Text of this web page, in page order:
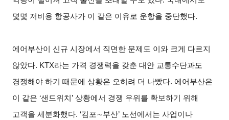
몇몇 저비용 항공사가 이 같은 이유로 운항을 중단했다.
에어부산이 신규 시장에서 직면한 문제도 이와 크게 다르지
않았다. KTX라는 가격 경쟁력을 갖춘 대안 교통수단과도
경쟁해야 하기 때문에 상황은 오히려 더 나빴다. 에어부산은
이 같은 ‘샌드위치’ 상황에서 경쟁 우위를 확보하기 위해
고객을 세분화했다. ‘김포∼부산’ 노선에서는 사업이나